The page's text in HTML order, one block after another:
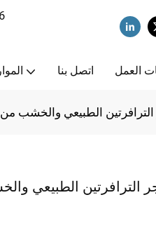
اتصل بنا العمل
الطبيعي والخشب من
الترافرتين الطبيعي